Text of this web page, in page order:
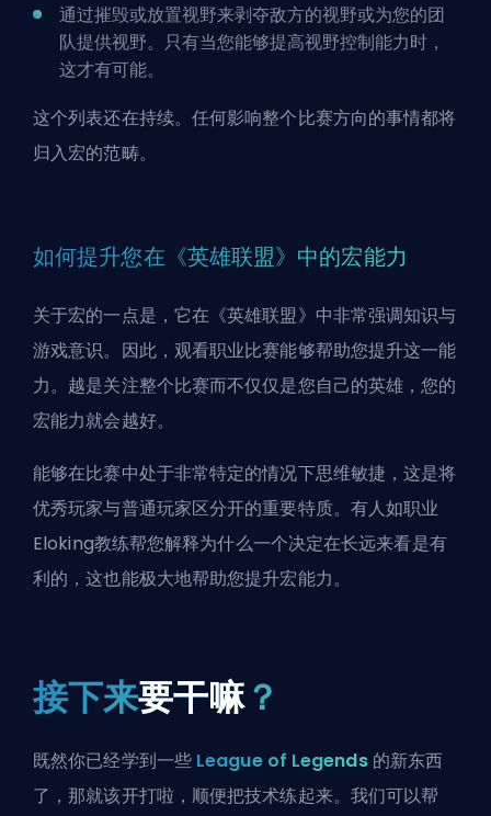
通过摧毁或放置视野来剥夺敌方的视野或为您的团
队提供视野。只有当您能够提高视野控制能力时，
这才有可能。
这个列表还在持续。任何影响整个比赛方向的事情都将
归入宏的范畴。
如何提升您在《英雄联盟》中的宏能力
关于宏的一点是，它在《英雄联盟》中非常强调知识与
游戏意识。因此，观看职业比赛能够帮助您提升这一能
力。越是关注整个比赛而不仅仅是您自己的英雄，您的
宏能力就会越好。
能够在比赛中处于非常特定的情况下思维敏捷，这是将
优秀玩家与普通玩家区分开的重要特质。有人如职业
Eloking教练帮您解释为什么一个决定在长远来看是有
利的，这也能极大地帮助您提升宏能力。
接下来要干嘛？
既然你已经学到一些 League of Legends的新东西
了，那就该开打啦，顺便把技术练起来。我们可以帮